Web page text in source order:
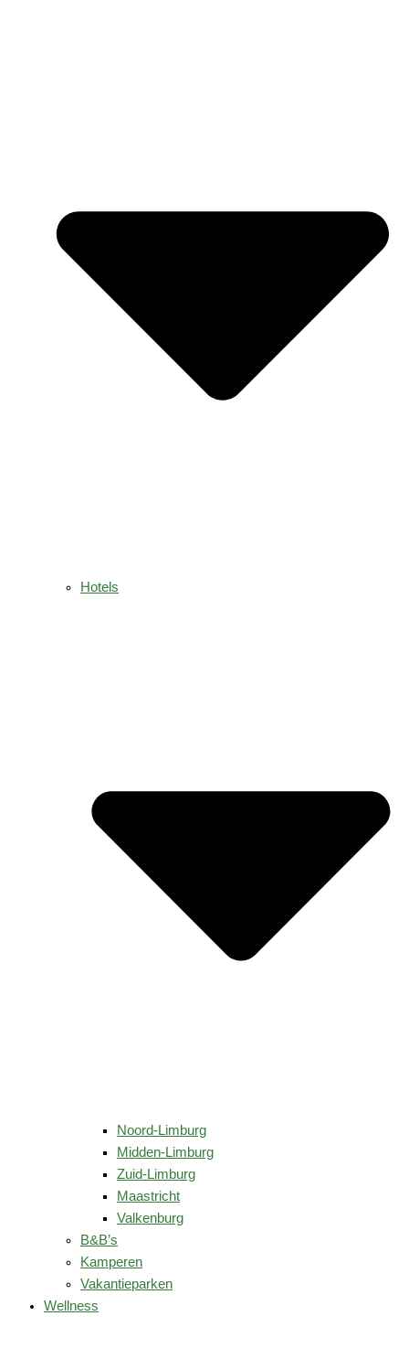
Hotels
Noord-Limburg
Midden-Limburg
Zuid-Limburg
Maastricht
Valkenburg
B&B’s
Kamperen
Vakantieparken
Wellness